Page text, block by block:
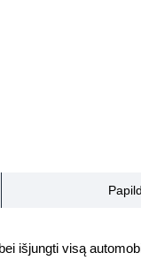
išjungti visą